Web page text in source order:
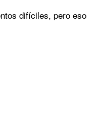
difíciles, pero eso